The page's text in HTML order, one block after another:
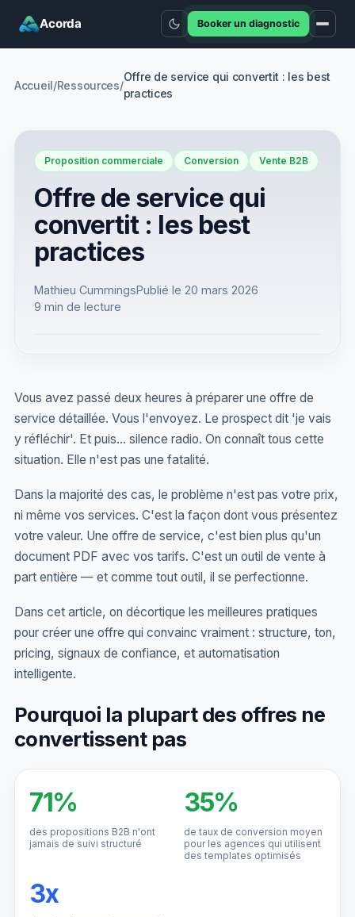
Acorda Booker un diagnostic
Accueil/Ressources/
Offre de service qui convertit : les best
practices
Proposition commerciale Conversion Vente B2B
Offre de service qui
convertit : les best
practices
Mathieu CummingsPublié le 20 mars 2026
9 min de lecture
Vous avez passé deux heures à préparer une offre de
service détaillée. Vous l'envoyez. Le prospect dit 'je vais
y réfléchir'. Et puis... silence radio. On connaît tous cette
situation. Elle n'est pas une fatalité.
Dans la majorité des cas, le problème n'est pas votre prix,
ni même vos services. C'est la façon dont vous présentez
votre valeur. Une offre de service, c'est bien plus qu'un
document PDF avec vos tarifs. C'est un outil de vente à
part entière — et comme tout outil, il se perfectionne.
Dans cet article, on décortique les meilleures pratiques
pour créer une offre qui convainc vraiment : structure, ton,
pricing, signaux de confiance, et automatisation
intelligente.
Pourquoi la plupart des offres ne
convertissent pas
71%
des propositions B2B n'ont
jamais de suivi structuré
35%
de taux de conversion moyen
pour les agences qui utilisent
des templates optimisés
3x